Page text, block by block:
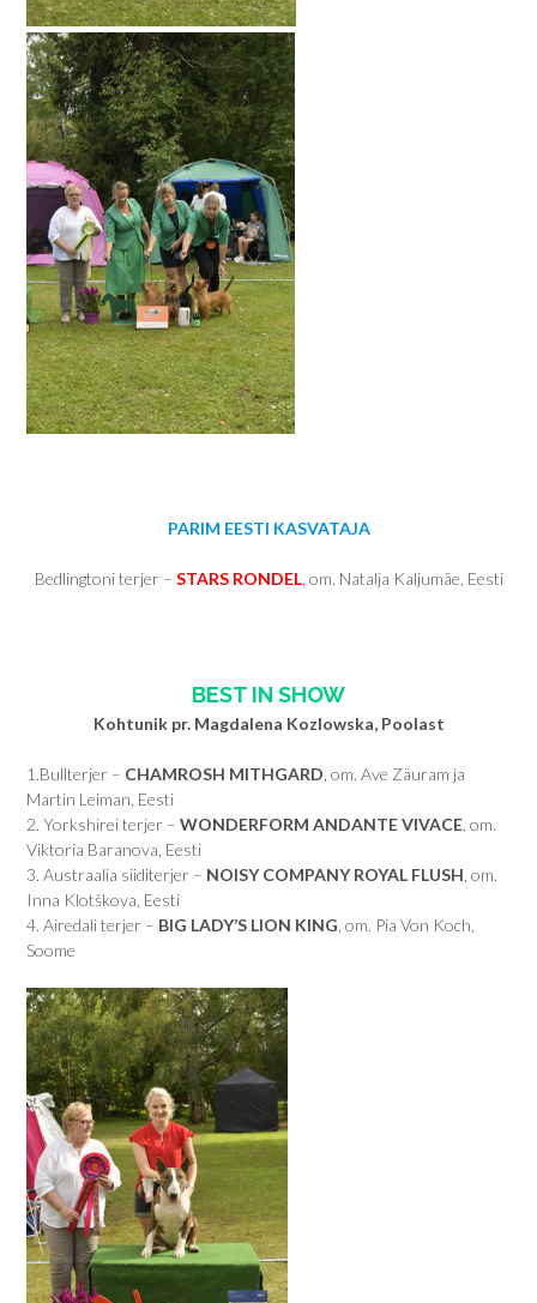
PARIM EESTI KASVATAJA
Bedlingtoni terjer – STARS RONDEL, om. Natalja Kaljumäe, Eesti
BEST IN SHOW
Kohtunik pr. Magdalena Kozlowska, Poolast
1.Bullterjer – CHAMROSH MITHGARD , om. Ave Zäuram ja
Martin Leiman, Eesti
2. Yorkshirei terjer – WONDERFORM ANDANTE VIVACE , om.
Viktoria Baranova, Eesti
3. Austraalia siiditerjer – NOISY COMPANY ROYAL FLUSH , om.
Inna Klotškova, Eesti
4. Airedali terjer – BIG LADY’S LION KING , om. Pia Von Koch,
Soome